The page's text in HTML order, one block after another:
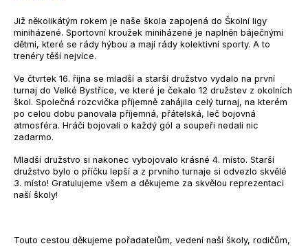
Již několikátým rokem je naše škola zapojená do Školní ligy
miniházené. Sportovní kroužek miniházené je naplněn báječnými
dětmi, které se rády hýbou a mají rády kolektivní sporty. A to
trenéry těší nejvíce.
Ve čtvrtek 16. října se mladší a starší družstvo vydalo na první
turnaj do Velké Bystřice, ve které je čekalo 12 družstev z okolních
škol. Společná rozcvička příjemně zahájila celý turnaj, na kterém
po celou dobu panovala příjemná, přátelská, leč bojovná
atmosféra. Hráči bojovali o každý gól a soupeři nedali nic
zadarmo.
Mladší družstvo si nakonec vybojovalo krásné 4. místo. Starší
družstvo bylo o příčku lepší a z prvního turnaje si odvezlo skvělé
3. místo! Gratulujeme všem a děkujeme za skvělou reprezentaci
naší školy!
Touto cestou děkujeme pořadatelům, vedení naší školy, rodičům,